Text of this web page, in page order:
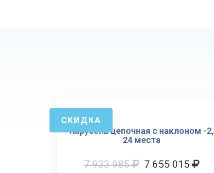
Карусель цепочная с наклоном -2,
24 места
7 933 985 7 655 015
СКИДКА